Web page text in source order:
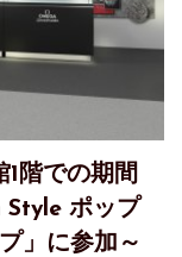
階での期間
Style ポップ
」に参加～